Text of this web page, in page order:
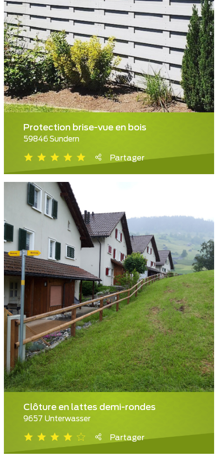
Protection brise-vue en bois
59846 Sundern
Partager
Clôture en lattes demi-rondes
9657 Unterwasser
Partager